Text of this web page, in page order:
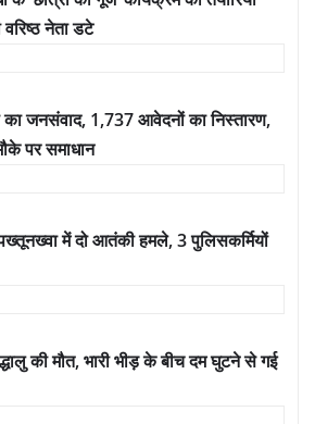
नेता डटे
का जनसंवाद, 1,737 आवेदनों का निस्तारण,
पर समाधान
में दो आतंकी हमले, 3 पुलिसकर्मियों
की मौत, भारी भीड़ के बीच दम घुटने से गई